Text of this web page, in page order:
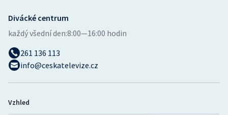
Divácké centrum
každý všední den:8:00—16:00 hodin
261 136 113
info@ceskatelevize.cz
Vzhled